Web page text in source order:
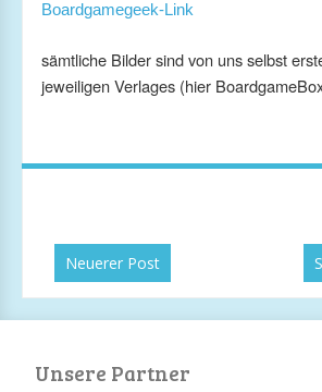
Boardgamegeek-Link
sämtliche Bilder sind von uns selbst
jeweiligen Verlages (hier
Neuerer Post
Unsere Partner